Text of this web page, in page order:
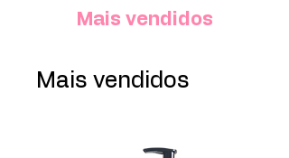
Mais vendidos
Mais vendidos